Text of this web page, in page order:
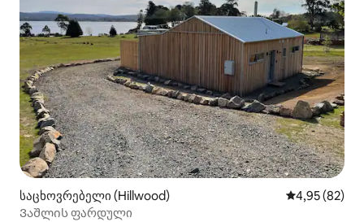
საცხოვრებელი (Hillwood) საშუალო
4,95 (82)
Ვაშლის ფარდული